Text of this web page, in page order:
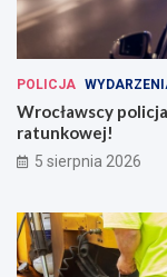
POLICJA
Wrocławscy
ratunkowej!
5 sierpnia 2026